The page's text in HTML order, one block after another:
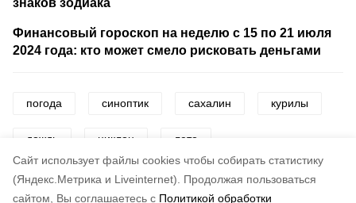
Cайт использует файлы cookies чтобы собирать статистику
(Яндекс.Метрика и Liveinternet).
Продолжая пользоваться
сайтом, Вы соглашаетесь с Политикой обработки
знаков зодиака
Финансовый гороскоп на неделю с 15 по 21 июля
2024 года: кто может смело рисковать деньгами
погода синоптик сахалин курилы
дождь циклон лето
прогноз погоды на неделю